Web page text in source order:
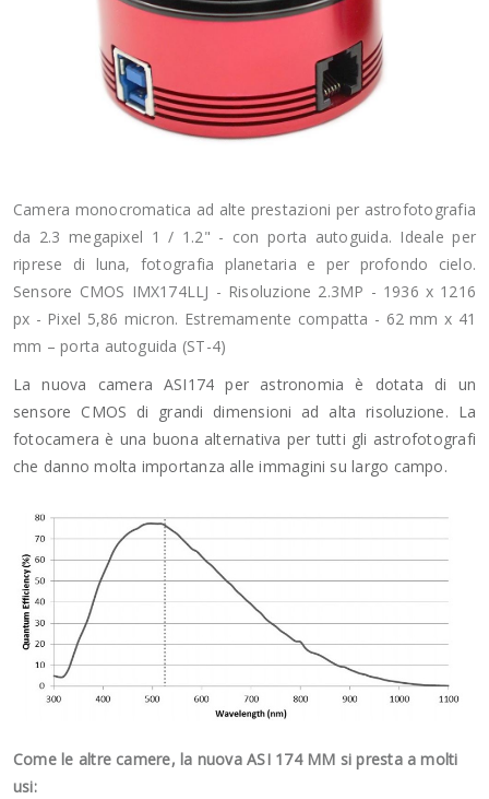
Camera monocromatica ad alte prestazioni per astrofotografia
da 2.3 megapixel 1 / 1.2" - con porta autoguida. Ideale per
riprese di luna, fotografia planetaria e per profondo cielo.
Sensore CMOS IMX174LLJ - Risoluzione 2.3MP - 1936 x 1216
px - Pixel 5,86 micron. Estremamente compatta - 62 mm x 41
mm – porta autoguida (ST-4)
La nuova camera ASI174 per astronomia è dotata di un
sensore CMOS di grandi dimensioni ad alta risoluzione. La
fotocamera è una buona alternativa per tutti gli astrofotografi
che danno molta importanza alle immagini su largo campo.
Come le altre camere, la nuova ASI 174 MM si presta a molti
usi: